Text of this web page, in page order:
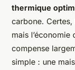
thermique
carbone.
mais l’économie
compense
simple : une